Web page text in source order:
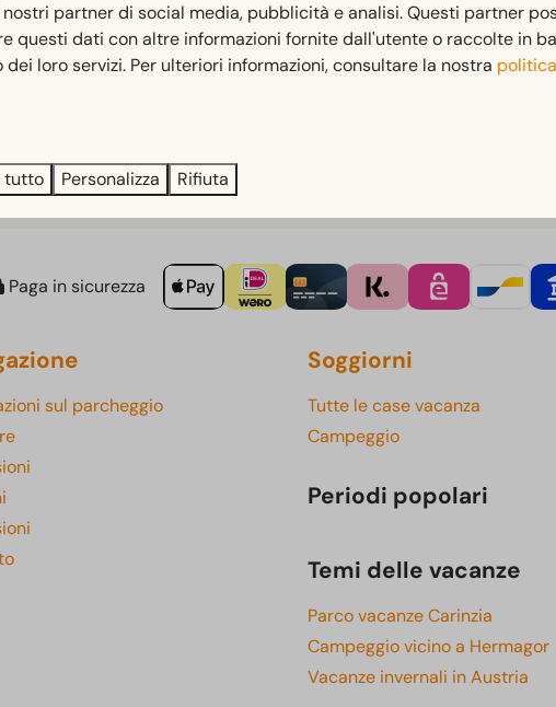
c'è da stupirsi: è il lago più pulito della Carinzia e ci sono
Insomma, un luogo dove rilassarsi e divertirsi!
Paga in sicurezza
sul parcheggio
Soggiorni
Tutte le case vacanza
Campeggio
Periodi popolari
Temi delle vacanze
Parco vacanze Carinzia
Campeggio vicino a Hermagor
Vacanze invernali in Austria
partner di social media, pubblicità e analisi. Questi partner
questi dati con altre informazioni fornite dall'utente o raccolte in
dei loro servizi. Per ulteriori informazioni, consultare la nostra
tutto Personalizza Rifiuta